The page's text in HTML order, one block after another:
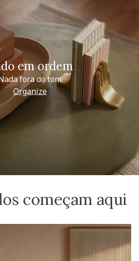
em ordem
fora do tom
Organize
começam aqui